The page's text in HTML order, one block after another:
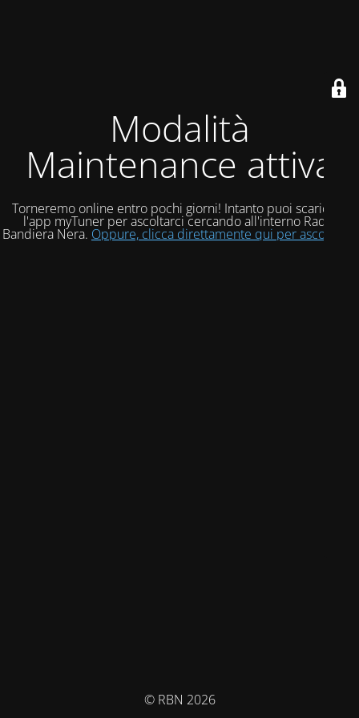
Modalità
Maintenance attiva
Torneremo online entro pochi giorni! Intanto puoi scaricare
l'app myTuner per ascoltarci cercando all'interno Radio
Bandiera Nera. Oppure, clicca direttamente qui per ascoltarci!
© RBN 2026